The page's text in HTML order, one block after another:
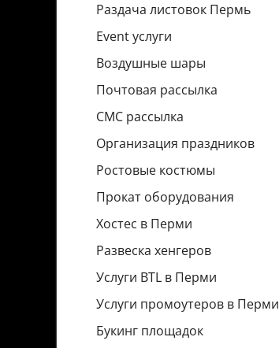
Раздача листовок Пермь
Event услуги
Воздушные шары
Почтовая рассылка
СМС рассылка
Организация праздников
Ростовые костюмы
Прокат оборудования
Хостес в Перми
Развеска хенгеров
Услуги BTL в Перми
Услуги промоутеров в Перми
Букинг площадок